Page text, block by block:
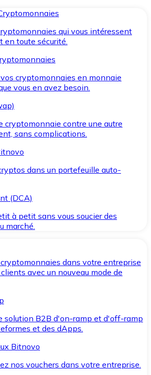
qui vous intéressent
en toute sécurité.
cryptomonnaies en monnaie
vous en avez besoin.
cryptomonnaie contre une autre
sans complications.
dans un portefeuille auto-
(DCA)
à petit sans vous soucier des
marché.
dans votre entreprise
avec un nouveau mode de
solution B2B d'on-ramp et d'off-ramp
et des dApps.
Bitnovo
nos vouchers dans votre entreprise.